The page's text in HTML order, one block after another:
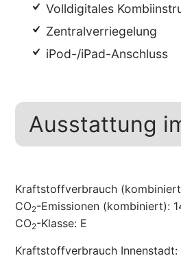
Volldigitales
Zentralverriegelung
iPod-/iPad-Anschluss
Ausstattung
Kraftstoffverbrauch
CO2-Emissionen (kombiniert):
CO2-Klasse: E
Kraftstoffverbrauch Innenstadt: